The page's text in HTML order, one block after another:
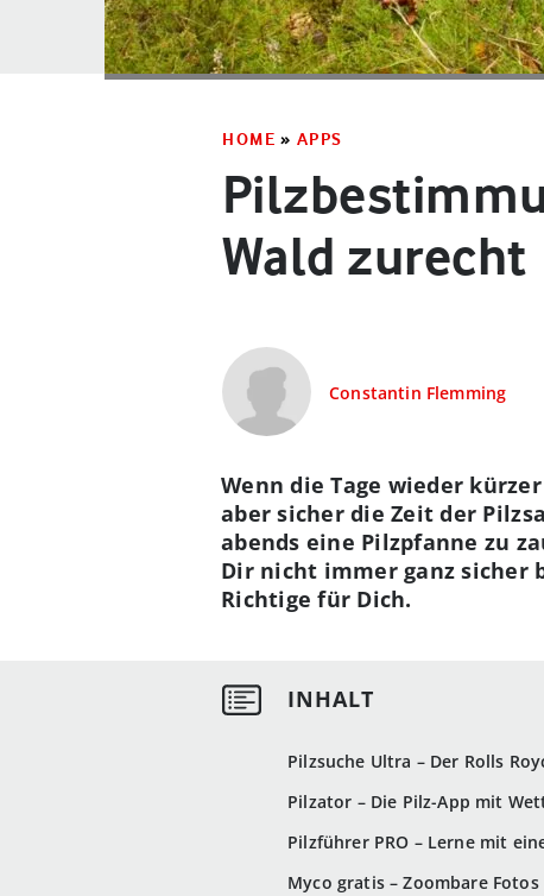
HOME » APPS
Wald zurecht
Constantin Flemming
Pilzsuche Ultra – Der Rolls
Pilzator – Die Pilz-App mit
Pilzführer PRO – Lerne mit
Myco gratis – Zoombare Fotos
Wenn die Tage wieder
aber sicher die Zeit der
abends eine Pilzpfanne zu
Dir nicht immer ganz sicher
Richtige für Dich.